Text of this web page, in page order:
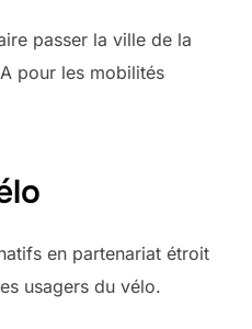
passer la ville de la
pour les mobilités
en partenariat étroit
usagers du vélo.